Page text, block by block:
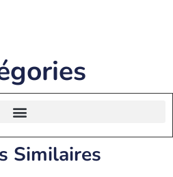
Similaires